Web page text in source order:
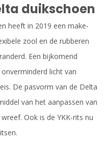
duikschoen
heeft in 2019 een make-
zool en de rubberen
Een bijkomend
licht van
De pasvorm van de Delta
van het aanpassen van
Ook is de YKK-rits nu